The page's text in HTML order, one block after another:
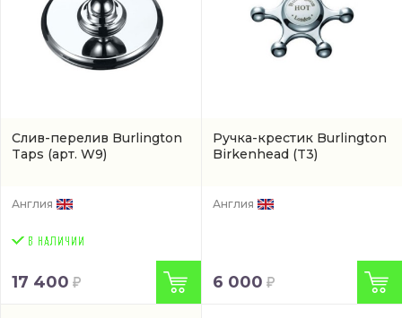
Слив-перелив Burlington
Taps (арт. W9)
Англия
17 400
Ручка-крестик Burlington
Birkenhead (T3)
Англия
6 000